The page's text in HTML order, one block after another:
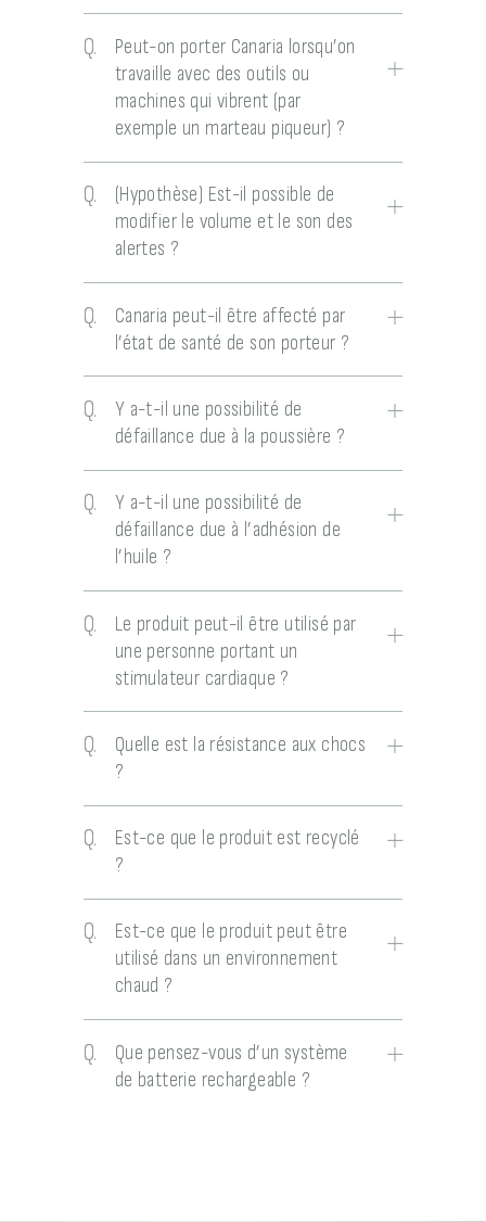
Q.
Peut-on porter Canaria lorsqu’on
travaille avec des outils ou
machines qui vibrent (par
exemple un marteau piqueur) ?
Q.
(Hypothèse) Est-il possible de
modifier le volume et le son des
alertes ?
Q.
Canaria peut-il être affecté par
l’état de santé de son porteur ?
Q.
Y a-t-il une possibilité de
défaillance due à la poussière ?
Q.
Y a-t-il une possibilité de
défaillance due à l’adhésion de
l’huile ?
Q.
Le produit peut-il être utilisé par
une personne portant un
stimulateur cardiaque ?
Q.
Quelle est la résistance aux chocs
?
Q.
Est-ce que le produit est recyclé
?
Q.
Est-ce que le produit peut être
utilisé dans un environnement
chaud ?
Q.
Que pensez-vous d’un système
de batterie rechargeable ?